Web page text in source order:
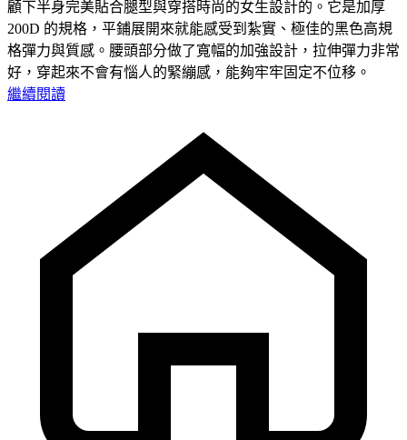
顧下半身完美貼合腿型與穿搭時尚的女生設計的。它是加厚
200D 的規格，平鋪展開來就能感受到紮實、極佳的黑色高規
格彈力與質感。腰頭部分做了寬幅的加強設計，拉伸彈力非常
好，穿起來不會有惱人的緊繃感，能夠牢牢固定不位移。
繼續閱讀